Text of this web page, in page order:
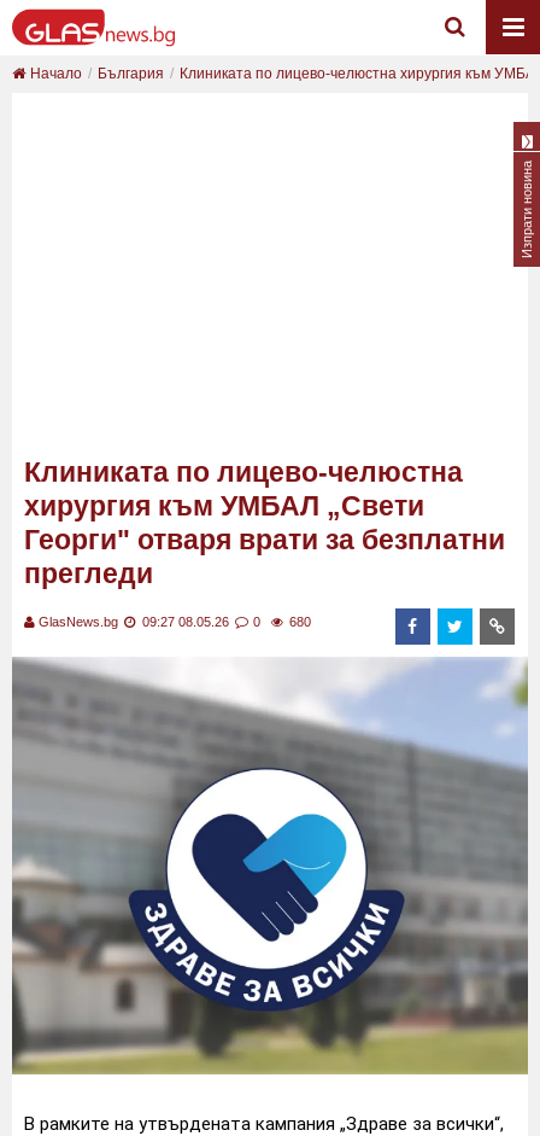
Начало България Клиниката по лицево-челюстна хирургия към
Клиниката по лицево-челюстна
хирургия към УМБАЛ „Свети
Георги" отваря врати за безплатни
прегледи
GlasNews.bg 09:27 08.05.26 0 680
В рамките на утвърдената кампания „Здраве за всички“,
Изпрати новина